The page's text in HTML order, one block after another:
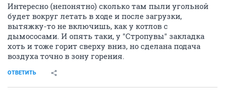
Интересно (непонятно) сколько там пыли угольной
будет вокруг летать в ходе и после загрузки,
вытяжку-то не включишь, как у котлов с
дымососами. И опять таки, у "Стропувы" закладка
хоть и тоже горит сверху вниз, но сделана подача
воздуха точно в зону горения.
ОТВЕТИТЬ